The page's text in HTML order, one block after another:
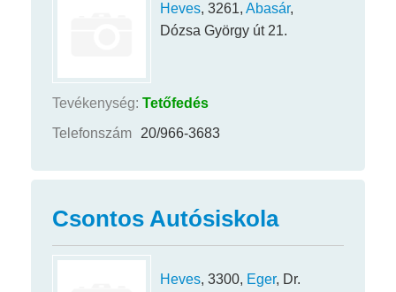
Heves, 3261, Abasár,
Dózsa György út 21.
Tevékenység: Tetőfedés
Telefonszám
20/966-3683
Csontos Autósiskola
Heves, 3300, Eger, Dr.